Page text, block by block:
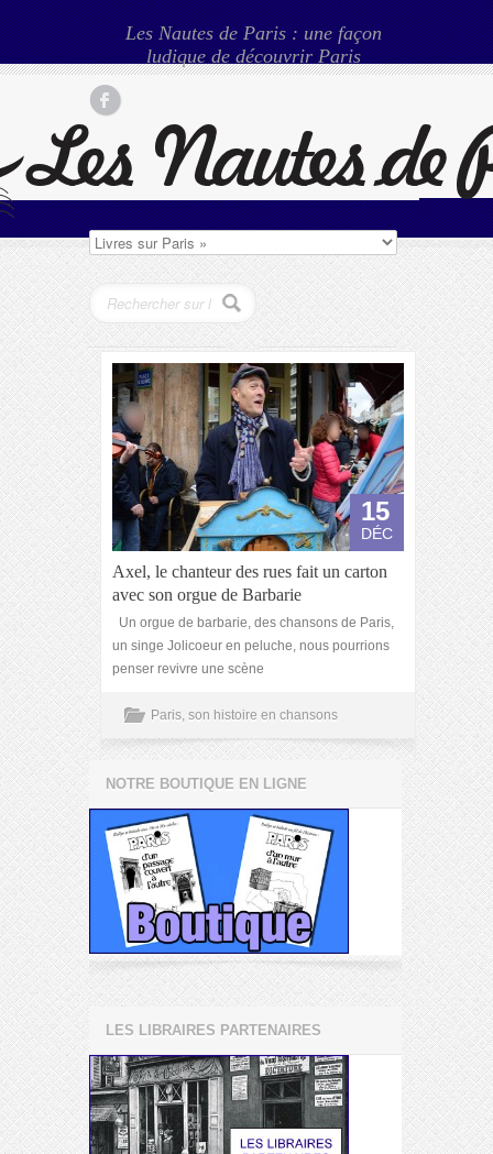
Les Nautes de Paris : une façon
ludique de découvrir Paris
15
DÉC
Axel, le chanteur des rues fait un carton
avec son orgue de Barbarie
Un orgue de barbarie, des chansons de Paris,
un singe Jolicoeur en peluche, nous pourrions
penser revivre une scène
Paris, son histoire en chansons
NOTRE BOUTIQUE EN LIGNE
LES LIBRAIRES PARTENAIRES